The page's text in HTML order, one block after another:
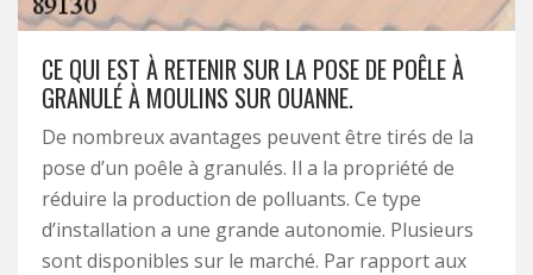
CE QUI EST À RETENIR SUR LA POSE DE POÊLE À
GRANULÉ À MOULINS SUR OUANNE.
De nombreux avantages peuvent être tirés de la
pose d’un poêle à granulés. Il a la propriété de
réduire la production de polluants. Ce type
d’installation a une grande autonomie. Plusieurs
sont disponibles sur le marché. Par rapport aux